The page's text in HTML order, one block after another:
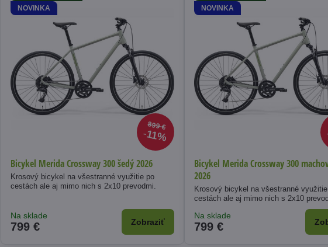
899 €
11%
NOVINKA
Bicykel Merida Crossway 300 šedý 2026
Krosový bicykel na všestranné využitie po
cestách ale aj mimo nich s 2x10 prevodmi.
Na sklade
799 € Zobraziť
NOVINKA
Bicykel Merida Crossway 300
2026
Krosový bicykel na všestranné
cestách ale aj mimo nich s 2x10
Na sklade
799 €